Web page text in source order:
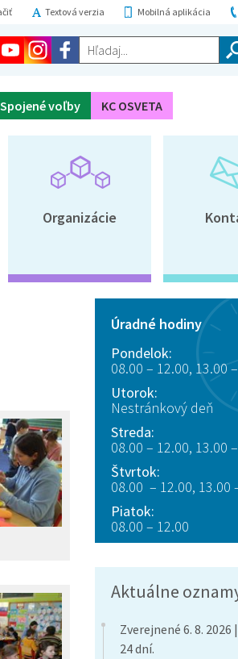
Mobilná aplikácia
Textová verzia
Hľadaj...
Spojené voľby KC OSVETA
Organizácie
Úradné hodiny
Pondelok:
08.00 – 12.00, 13.00
Utorok:
Nestránkový deň
Streda:
08.00 – 12.00, 13.00
Štvrtok:
08.00 – 12.00, 13.00
Piatok:
08.00 – 12.00
Aktuálne
Zverejnené 6. 8. 2026
24 dní.